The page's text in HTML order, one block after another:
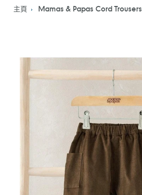
主頁 Mamas & Papas Cord Trousers